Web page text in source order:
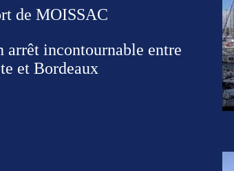
de MOISSAC
arrêt incontournable entre
et Bordeaux